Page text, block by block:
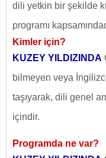
dili yetkin bir şekilde
programı
Kimler için?
KUZEY YILDIZINDA
bilmeyen veya
taşıyarak, dili genel
içindir.
Programda ne var?